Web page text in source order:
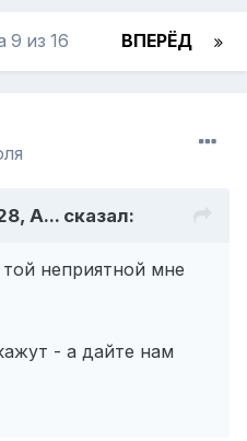
ВПЕРЁД
9 из 16
A... сказал:
неприятной мне
- а дайте нам